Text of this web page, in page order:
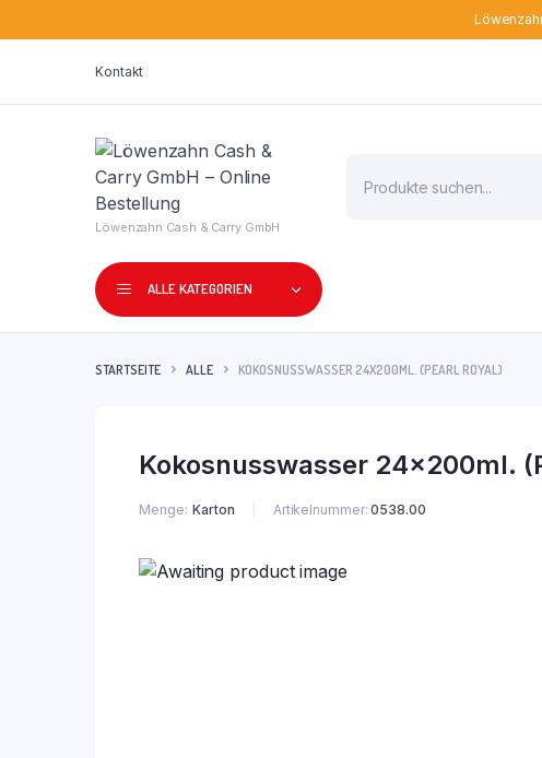
Kontakt
Löwenzahn Cash & Carry GmbH
search
ALLE KATEGORIEN
STARTSEITE ALLE KOKOSNUSSWASSER 24X200ML. (PEARL ROYAL)
Kokosnusswasser 24x200ml.
Menge Karton Artikelnummer: 0538.00